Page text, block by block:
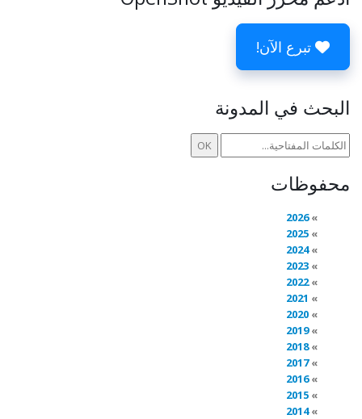
تبرع الآن!
البحث في المدونة
محفوظات
2026
2025
2024
2023
2022
2021
2020
2019
2018
2017
2016
2015
2014